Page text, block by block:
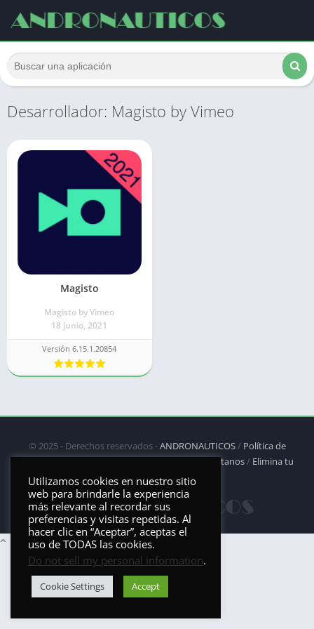
Desarrollador: Magisto by Vimeo
Magisto
Magisto by Vimeo
18 junio, 2021
Versión 6.15.1.20854
© 2025 - Derechos reservados -ANDRONAUTICOS/ Política de
privacidad/Política de Cookies/DMCA/Contáctanos/ Elimina tu
aplicación
Utilizamos cookies en nuestro sitio
web para brindarle la experiencia
más relevante al recordar sus
preferencias y visitas repetidas. Al
hacer clic en “Aceptar”, aceptas el
uso de TODAS las cookies.
Do not sell my personal information.
Cookie Settings Accept